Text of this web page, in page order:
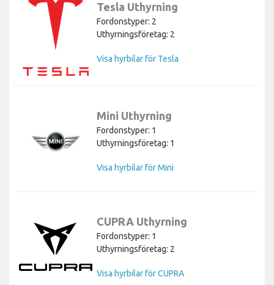
Tesla Uthyrning
Fordonstyper: 2
Uthyrningsföretag: 2
Visa hyrbilar för Tesla
Mini Uthyrning
Fordonstyper: 1
Uthyrningsföretag: 1
Visa hyrbilar för Mini
CUPRA Uthyrning
Fordonstyper: 1
Uthyrningsföretag: 2
Visa hyrbilar för CUPRA